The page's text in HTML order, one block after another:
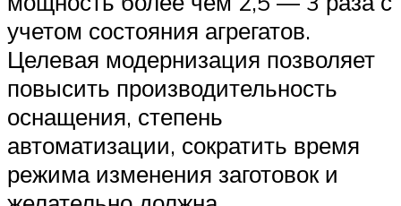
учетом состояния агрегатов.
Целевая модернизация позволяет
повысить производительность
оснащения, степень
автоматизации, сократить время
режима изменения заготовок и